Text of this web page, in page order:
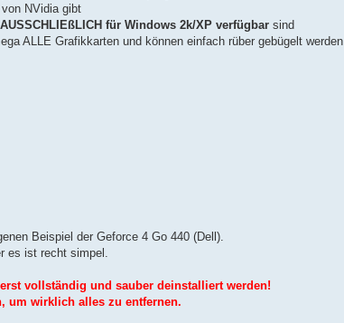
NVidia gibt
für Windows 2k/XP verfügbar sind
ALLE Grafikkarten und können einfach rüber gebügelt werden
Beispiel der Geforce 4 Go 440 (Dell).
es ist recht simpel.
vollständig und sauber deinstalliert werden!
um wirklich alles zu entfernen.